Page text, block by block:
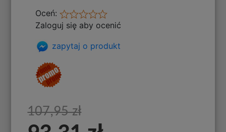
Oceń:
Zaloguj się aby ocenić
zapytaj o produkt
107,95 zł